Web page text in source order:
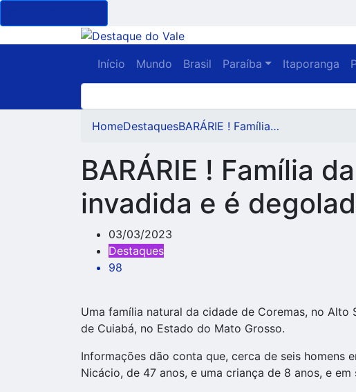
Início Mundo Brasil Paraíba Itaporanga
HomeDestaquesBARÁRIE ! Família…
BARÁRIE ! Família
invadida e é
03/03/2023
Destaques
98
Uma família natural da cidade de Coremas, no
de Cuiabá, no Estado do Mato Grosso.
Informações dão conta que, cerca de seis homens
Nicácio, de 47 anos, e uma criança de 8 anos, e